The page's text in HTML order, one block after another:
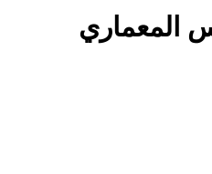
المعماري